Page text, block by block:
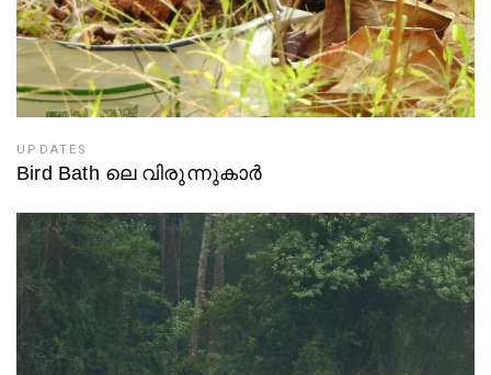
UPDATES
Bird Bath ലെ വിരുന്നുകാർ